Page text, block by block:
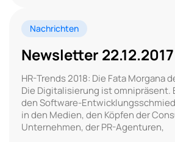
Nachrichten
Newsletter 22.12.2017
HR-Trends 2018: Die Fata Morgana
Die Digitalisierung ist omnipräsent.
den Software-
in den Medien, den Köpfen der
Unternehmen, der PR-Agenturen,